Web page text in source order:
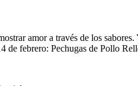
amor a través de los
de febrero: Pechugas de Pollo